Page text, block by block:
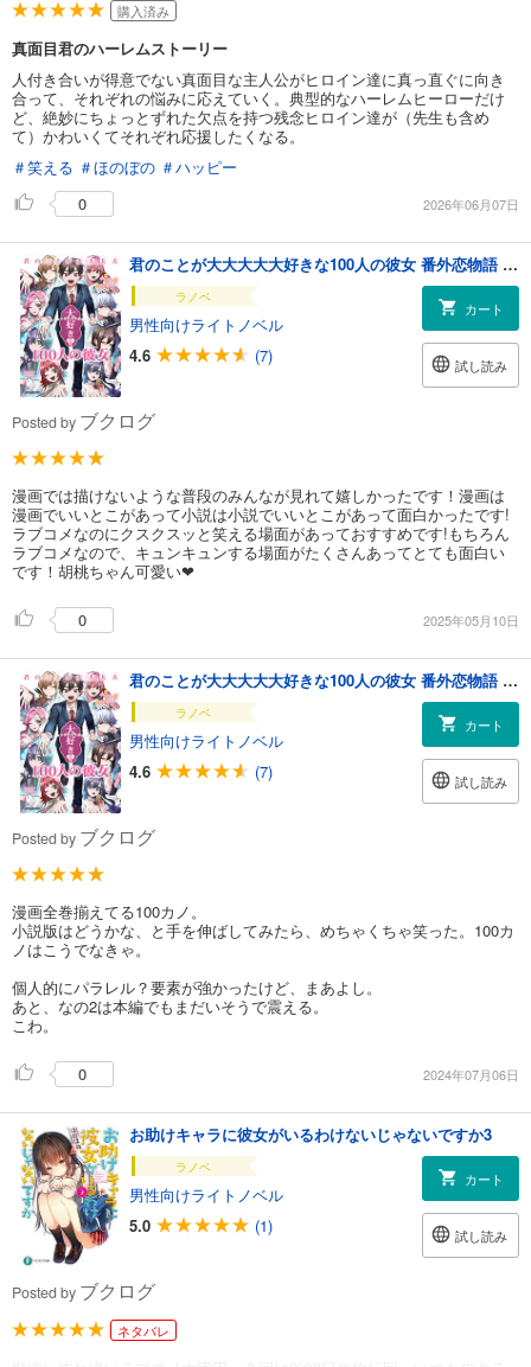
購入済み
真面目君のハーレムストーリー
人付き合いが得意でない真面目な主人公がヒロイン達に真っ直ぐに向き
合って、それぞれの悩みに応えていく。典型的なハーレムヒーローだけ
ど、絶妙にちょっとずれた欠点を持つ残念ヒロイン達が（先生も含め
て）かわいくてそれぞれ応援したくなる。
＃笑える ＃ほのぼの ＃ハッピー
0
2026年06月07日
君のことが大大大大大好きな100人の彼女 番外恋物語 ～シークレットラブストーリー～
ラノベ
男性向けライトノベル
4.6
(7)
カート
試し読み
Posted by ブクログ
漫画では描けないような普段のみんなが見れて嬉しかったです！漫画は
漫画でいいとこがあって小説は小説でいいとこがあって面白かったです!
ラブコメなのにクスクスッと笑える場面があっておすすめです!もちろん
ラブコメなので、キュンキュンする場面がたくさんあってとても面白い
です！胡桃ちゃん可愛い❤
0 2025年05月10日
君のことが大大大大大好きな100人の彼女 番外恋物語 ～シークレットラブストーリー～
ラノベ
男性向けライトノベル
4.6
(7)
カート
試し読み
Posted by ブクログ
漫画全巻揃えてる100カノ。
小説版はどうかな、と手を伸ばしてみたら、めちゃくちゃ笑った。100カ
ノはこうでなきゃ。
個人的にパラレル？要素が強かったけど、まあよし。
あと、なの2は本編でもまだいそうで震える。
こわ。
0 2024年07月06日
お助けキャラに彼女がいるわけないじゃないですか3
ラノベ
男性向けライトノベル
5.0
(1)
カート
試し読み
Posted by ブクログ
ネタバレ